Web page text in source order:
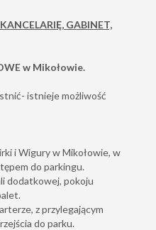
GABINET,
w Mikołowie.
istnieje możliwość
i Wigury w Mikołowie, w
do parkingu.
dodatkowej, pokoju
z przylegającym
do parku.